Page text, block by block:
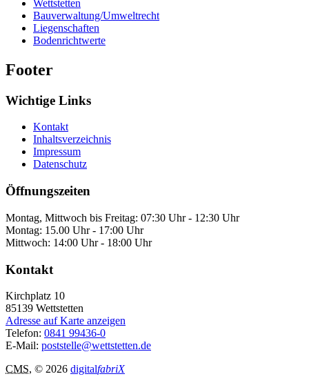
Wettstetten
Bauverwaltung/Umweltrecht
Liegenschaften
Bodenrichtwerte
Footer
Wichtige Links
Kontakt
Inhaltsverzeichnis
Impressum
Datenschutz
Öffnungszeiten
Montag, Mittwoch bis Freitag: 07:30 Uhr - 12:30 Uhr
Montag: 15.00 Uhr - 17:00 Uhr
Mittwoch: 14:00 Uhr - 18:00 Uhr
Kontakt
Kirchplatz 10
85139 Wettstetten
Adresse auf Karte anzeigen
Telefon: 0841 99436-0
E-Mail: poststelle@wettstetten.de
CMS, © 2026 digitalfabriX